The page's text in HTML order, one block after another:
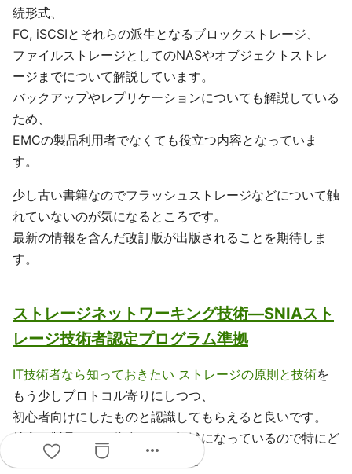
続形式、
FC, iSCSIとそれらの派生となるブロックストレージ、
ファイルストレージとしてのNASやオブジェクトストレ
ージまでについて解説しています。
バックアップやレプリケーションについても解説している
ため、
EMCの製品利用者でなくても役立つ内容となっていま
す。
少し古い書籍なのでフラッシュストレージなどについて触
れていないのが気になるところです。
最新の情報を含んだ改訂版が出版されることを期待しま
す。
ストレージネットワーキング技術―SNIAスト
レージ技術者認定プログラム準拠
IT技術者なら知っておきたい ストレージの原則と技術を
もう少しプロトコル寄りにしつつ、
初心者向けにしたものと認識してもらえると良いです。
特定の製品などに依存しない記述になっているので特にど
このベンダの製品といった部分を
more_horiz